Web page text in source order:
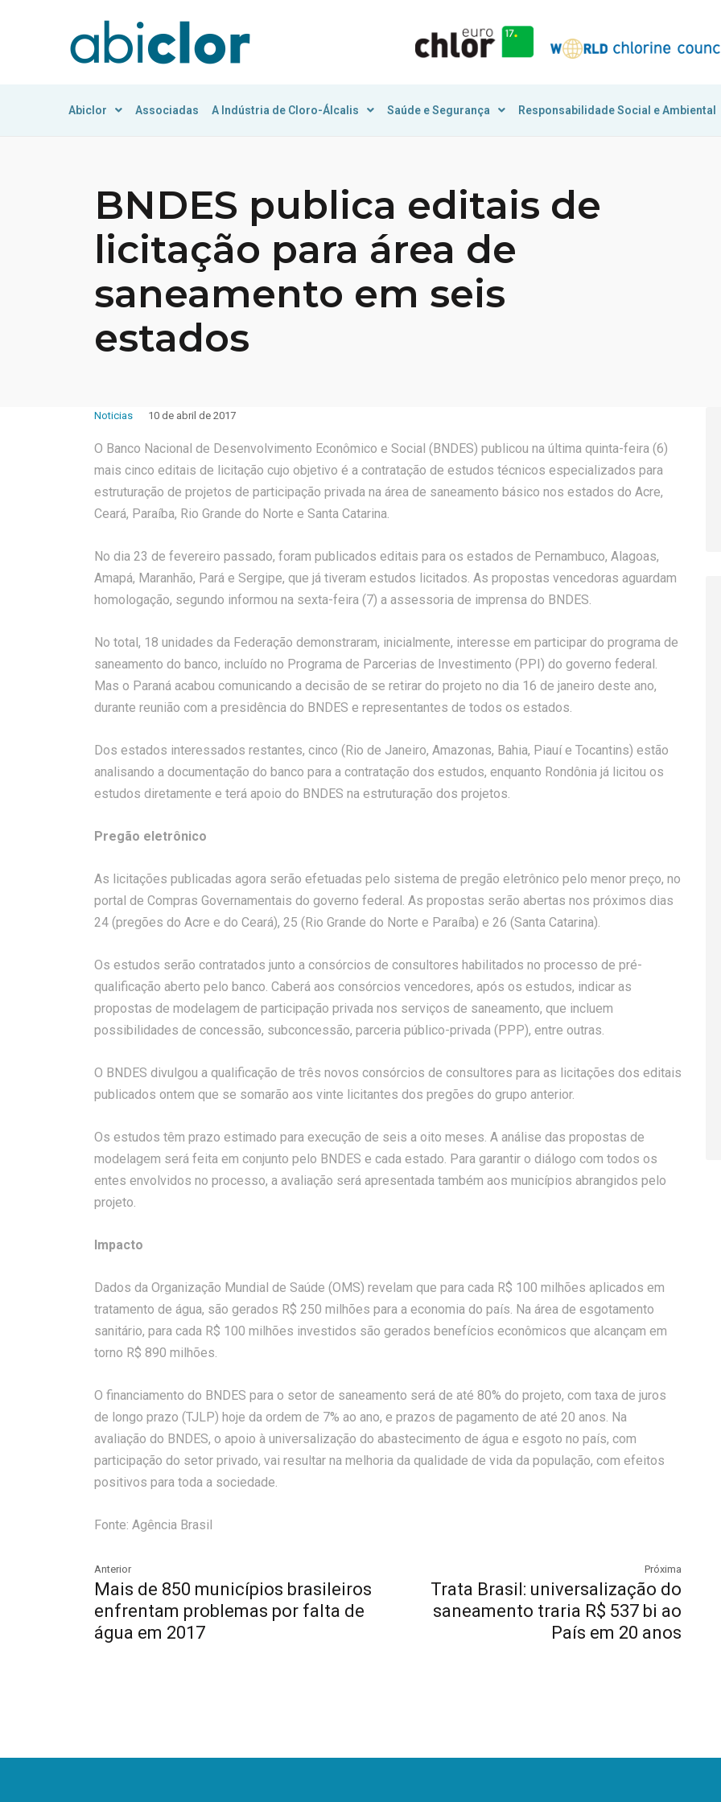
Abiclor Associadas A Indústria de Cloro-Álcalis Saúde e Segurança Responsabilidade Social e Ambiental
BNDES publica editais de
licitação para área de
saneamento em seis
estados
Noticias 10 de abril de 2017
O Banco Nacional de Desenvolvimento Econômico e Social (BNDES) publicou na última quinta-feira (6)
mais cinco editais de licitação cujo objetivo é a contratação de estudos técnicos especializados para
estruturação de projetos de participação privada na área de saneamento básico nos estados do Acre,
Ceará, Paraíba, Rio Grande do Norte e Santa Catarina.
No dia 23 de fevereiro passado, foram publicados editais para os estados de Pernambuco, Alagoas,
Amapá, Maranhão, Pará e Sergipe, que já tiveram estudos licitados. As propostas vencedoras aguardam
homologação, segundo informou na sexta-feira (7) a assessoria de imprensa do BNDES.
No total, 18 unidades da Federação demonstraram, inicialmente, interesse em participar do programa de
saneamento do banco, incluído no Programa de Parcerias de Investimento (PPI) do governo federal.
Mas o Paraná acabou comunicando a decisão de se retirar do projeto no dia 16 de janeiro deste ano,
durante reunião com a presidência do BNDES e representantes de todos os estados.
Dos estados interessados restantes, cinco (Rio de Janeiro, Amazonas, Bahia, Piauí e Tocantins) estão
analisando a documentação do banco para a contratação dos estudos, enquanto Rondônia já licitou os
estudos diretamente e terá apoio do BNDES na estruturação dos projetos.
Pregão eletrônico
As licitações publicadas agora serão efetuadas pelo sistema de pregão eletrônico pelo menor preço, no
portal de Compras Governamentais do governo federal. As propostas serão abertas nos próximos dias
24 (pregões do Acre e do Ceará), 25 (Rio Grande do Norte e Paraíba) e 26 (Santa Catarina).
Os estudos serão contratados junto a consórcios de consultores habilitados no processo de pré-
qualificação aberto pelo banco. Caberá aos consórcios vencedores, após os estudos, indicar as
propostas de modelagem de participação privada nos serviços de saneamento, que incluem
possibilidades de concessão, subconcessão, parceria público-privada (PPP), entre outras.
O BNDES divulgou a qualificação de três novos consórcios de consultores para as licitações dos editais
publicados ontem que se somarão aos vinte licitantes dos pregões do grupo anterior.
Os estudos têm prazo estimado para execução de seis a oito meses. A análise das propostas de
modelagem será feita em conjunto pelo BNDES e cada estado. Para garantir o diálogo com todos os
entes envolvidos no processo, a avaliação será apresentada também aos municípios abrangidos pelo
projeto.
Impacto
Dados da Organização Mundial de Saúde (OMS) revelam que para cada R$ 100 milhões aplicados em
tratamento de água, são gerados R$ 250 milhões para a economia do país. Na área de esgotamento
sanitário, para cada R$ 100 milhões investidos são gerados benefícios econômicos que alcançam em
torno R$ 890 milhões.
O financiamento do BNDES para o setor de saneamento será de até 80% do projeto, com taxa de juros
de longo prazo (TJLP) hoje da ordem de 7% ao ano, e prazos de pagamento de até 20 anos. Na
avaliação do BNDES, o apoio à universalização do abastecimento de água e esgoto no país, com
participação do setor privado, vai resultar na melhoria da qualidade de vida da população, com efeitos
positivos para toda a sociedade.
Fonte: Agência Brasil
Anterior
Mais de 850 municípios brasileiros
enfrentam problemas por falta de
água em 2017
Próxima
Trata Brasil: universalização do
saneamento traria R$ 537 bi ao
País em 20 anos